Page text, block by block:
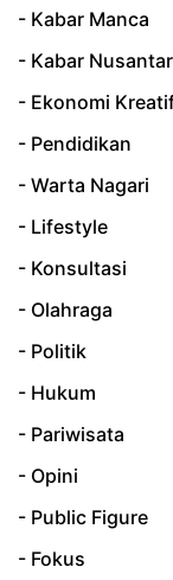
- Kabar Manca
- Kabar
- Ekonomi
- Pendidikan
- Warta Nagari
- Lifestyle
- Konsultasi
- Olahraga
- Politik
- Hukum
- Pariwisata
- Opini
- Public Figure
- Fokus